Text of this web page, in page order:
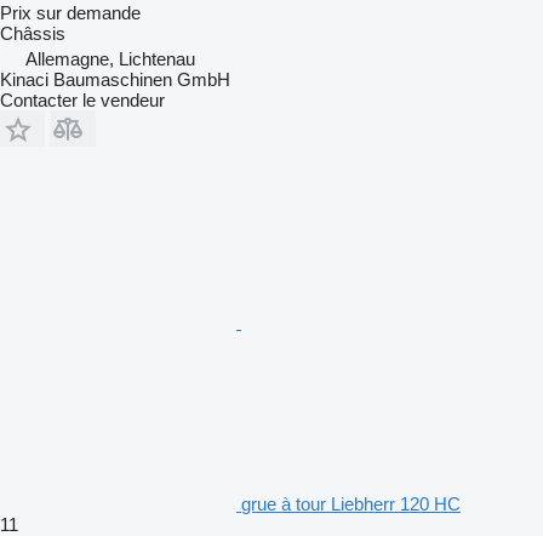
Prix sur demande
Châssis
Allemagne, Lichtenau
Kinaci Baumaschinen GmbH
Contacter le vendeur
grue à tour Liebherr 120 HC
11